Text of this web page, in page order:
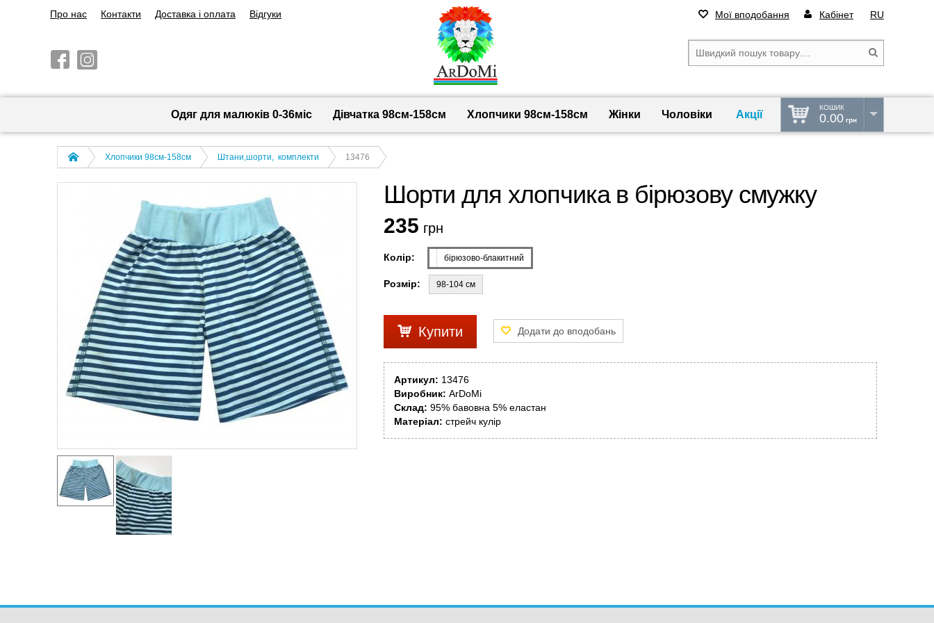
Про нас Контакти Доставка і оплата Відгуки Мої вподобання Кабінет RU
Одяг для малюків 0-36міс Дівчатка 98cм-158см Хлопчики 98см-158см Жінки Чоловіки Акції
КОШИК
0.00 грн
Хлопчики 98см-158см Штани,шорти, комплекти 13476
Шорти для хлопчика в бірюзову смужку
235 грн
Колір: бірюзово-блакитний
Розмір: 98-104 см
Купити
Артикул: 13476
Виробник: ArDoMi
Склад: 95% бавовна 5% еластан
Матеріал: стрейч кулір